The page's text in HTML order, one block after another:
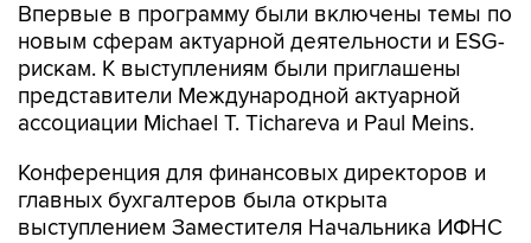
Впервые в программу были включены темы по
новым сферам актуарной деятельности и ESG-
рискам. К выступлениям были приглашены
представители Международной актуарной
ассоциации Michael T. Tichareva и Paul Meins.
Конференция для финансовых директоров и
главных бухгалтеров была открыта
выступлением Заместителя Начальника ИФНС